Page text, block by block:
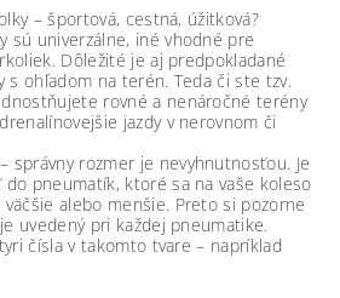
– športová, cestná, úžitková?
sú univerzálne, iné vhodné pre
Dôležité je aj predpokladané
s ohľadom na terén. Teda či ste tzv.
rovné a nenáročné terény
jazdy v nerovnom či
správny rozmer je nevyhnutnosťou. Je
do pneumatík, ktoré sa na vaše koleso
alebo menšie. Preto si pozorne
uvedený pri každej pneumatike.
čísla v takomto tvare – napríklad